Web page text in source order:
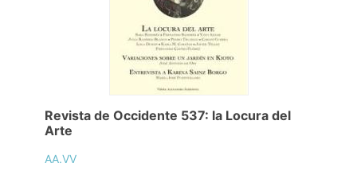
Revista de Occidente 537: la Locura del
Arte
AA.VV